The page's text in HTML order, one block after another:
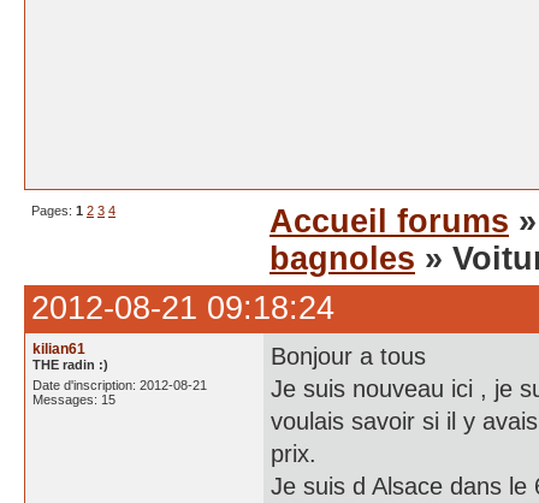
Pages: 1 2 3 4 Accueil forums
bagnoles »
2012-08-21 09:18:24
kilian61
THE radin :)
Date d'inscription: 2012-08-21
Messages: 15
Bonjour a tous
Je suis nouveau ici , je
voulais savoir si il y
prix.
Je suis d Alsace dans le